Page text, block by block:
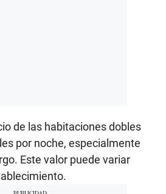
de las habitaciones dobles
por noche, especialmente
Este valor puede variar